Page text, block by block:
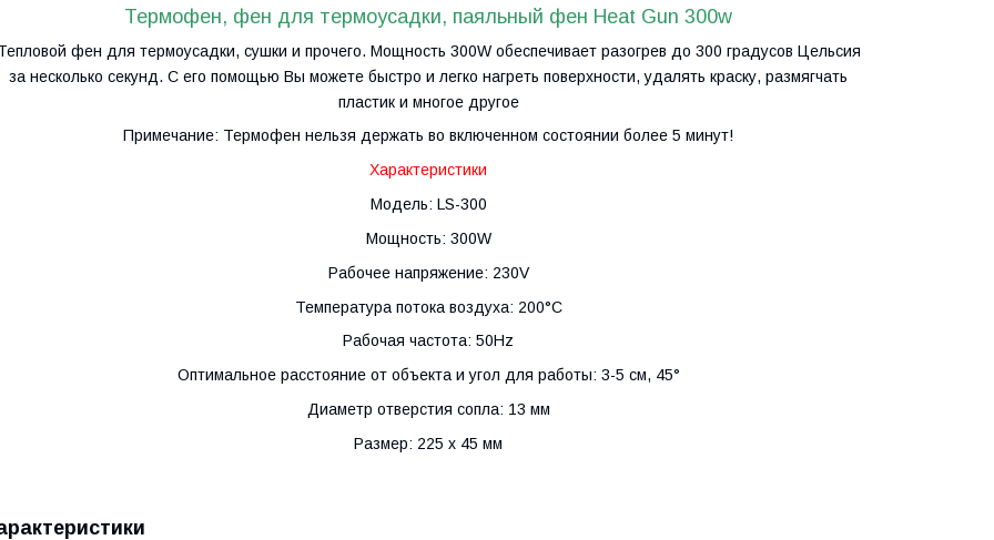
Термофен, фен для термоусадки, паяльный фен Heat Gun 300w
фен для термоусадки, сушки и прочего. Мощность 300W обеспечивает разогрев до 300 градусов Цельсия
за несколько секунд. С его помощью Вы можете быстро и легко нагреть поверхности, удалять краску, размягчать
пластик и многое другое
Примечание: Термофен нельзя держать во включенном состоянии более 5 минут!
Характеристики
Модель: LS-300
Мощность: 300W
Рабочее напряжение: 230V
Температура потока воздуха: 200°С
Рабочая частота: 50Hz
Оптимальное расстояние от объекта и угол для работы: 3-5 см, 45°
Диаметр отверстия сопла: 13 мм
Размер: 225 x 45 мм